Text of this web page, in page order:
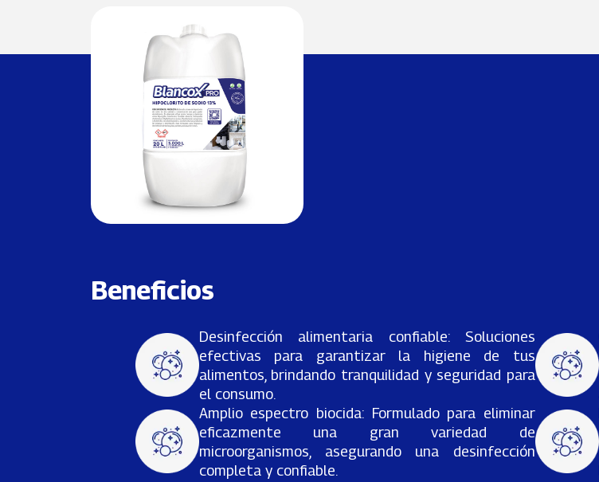
Beneficios
Desinfección alimentaria confiable: Soluciones
efectivas para garantizar la higiene de tus
alimentos, brindando tranquilidad y seguridad para
el consumo.
Amplio espectro biocida: Formulado para eliminar
eficazmente una gran variedad de
microorganismos, asegurando una desinfección
completa y confiable.